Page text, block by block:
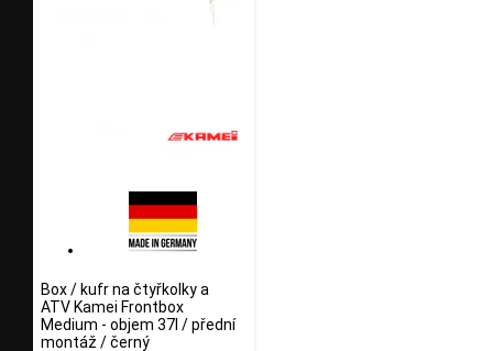
Box / kufr na čtyřkolky a
ATV Kamei Frontbox
Medium - objem 37l / přední
montáž / černý